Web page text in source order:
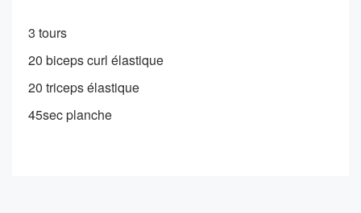
3 tours
20 biceps curl élastique
20 triceps élastique
45sec planche